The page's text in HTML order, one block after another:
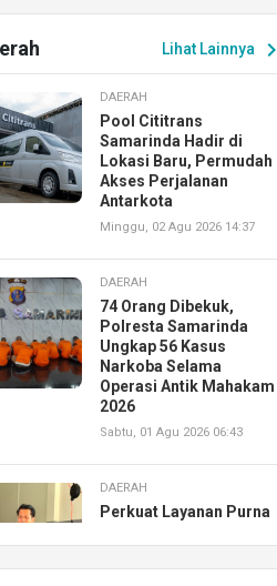
Lihat Lainnya chevron_right
DAERAH
Pool Cititrans
Samarinda Hadir di
Lokasi Baru, Permudah
Akses Perjalanan
Antarkota
Minggu, 02 Agu 2026 14:37
DAERAH
74 Orang Dibekuk,
Polresta Samarinda
Ungkap 56 Kasus
Narkoba Selama
Operasi Antik Mahakam
2026
Sabtu, 01 Agu 2026 06:43
DAERAH
Perkuat Layanan Purna
Resmikan AHASS